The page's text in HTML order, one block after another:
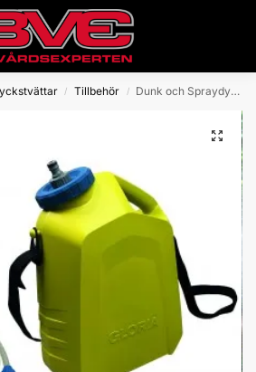
/ Tillbehör / Dunk och Spraydysa Gloria Multijet